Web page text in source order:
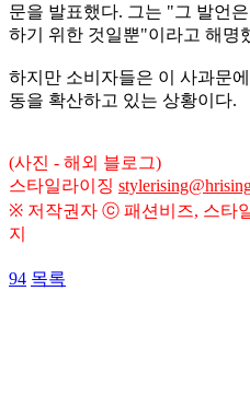
문을 발표했다. 그는 "그 발언
하기 위한 것일뿐"이라고 해명
하지만 소비자들은 이 사과문
동을 확산하고 있는 상황이다.
(사진 - 해외 블로그)
스타일라이징
※ 저작권자 ⓒ 패션비즈, 스타
지
94 목록